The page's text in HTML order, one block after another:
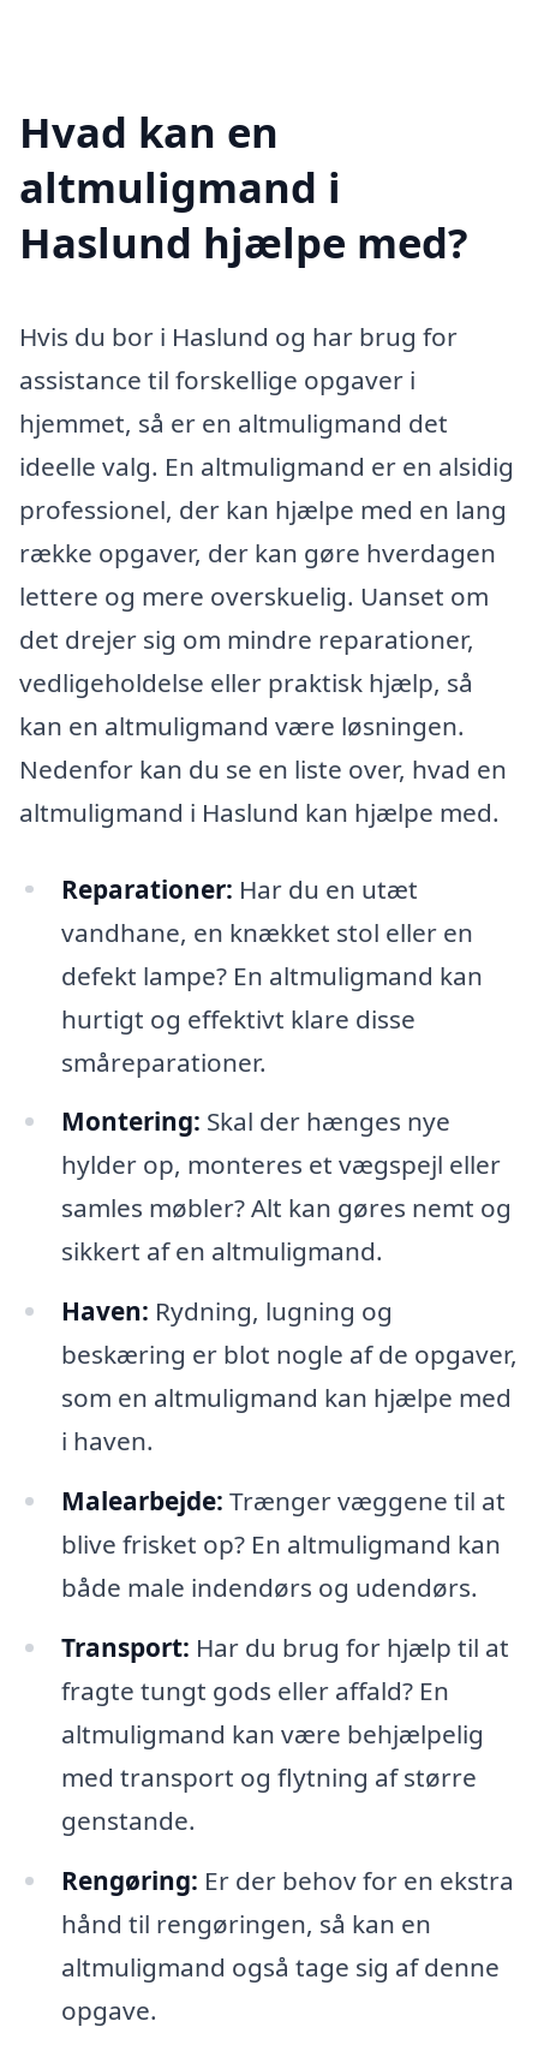
Hvad kan en
altmuligmand i
Haslund hjælpe med?
Hvis du bor i Haslund og har brug for
assistance til forskellige opgaver i
hjemmet, så er en altmuligmand det
ideelle valg. En altmuligmand er en alsidig
professionel, der kan hjælpe med en lang
række opgaver, der kan gøre hverdagen
lettere og mere overskuelig. Uanset om
det drejer sig om mindre reparationer,
vedligeholdelse eller praktisk hjælp, så
kan en altmuligmand være løsningen.
Nedenfor kan du se en liste over, hvad en
altmuligmand i Haslund kan hjælpe med.
Reparationer: Har du en utæt
vandhane, en knækket stol eller en
defekt lampe? En altmuligmand kan
hurtigt og effektivt klare disse
småreparationer.
Montering: Skal der hænges nye
hylder op, monteres et vægspejl eller
samles møbler? Alt kan gøres nemt og
sikkert af en altmuligmand.
Haven: Rydning, lugning og
beskæring er blot nogle af de opgaver,
som en altmuligmand kan hjælpe med
i haven.
Malearbejde: Trænger væggene til at
blive frisket op? En altmuligmand kan
både male indendørs og udendørs.
Transport: Har du brug for hjælp til at
fragte tungt gods eller affald? En
altmuligmand kan være behjælpelig
med transport og flytning af større
genstande.
Rengøring: Er der behov for en ekstra
hånd til rengøringen, så kan en
altmuligmand også tage sig af denne
opgave.